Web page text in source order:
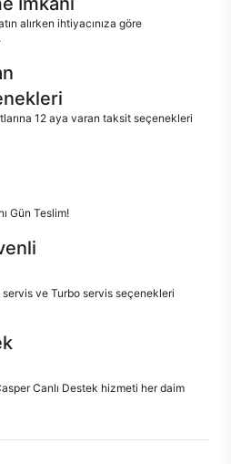
alırken ihtiyacınıza göre
12 aya varan taksit seçenekleri
Gün Teslim!
ve Turbo servis seçenekleri
Canlı Destek hizmeti her daim